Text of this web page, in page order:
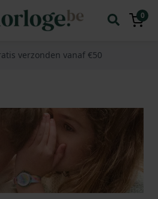
0
verzonden vanaf €50